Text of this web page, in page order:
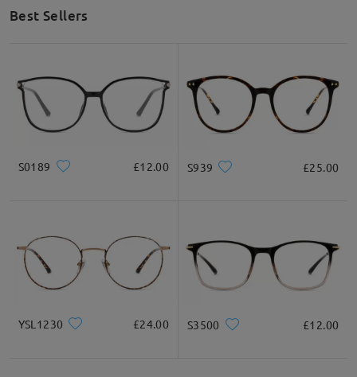
Best Sellers
S0189 £12.00 S939 £25.00
YSL1230 £24.00 S3500 £12.00